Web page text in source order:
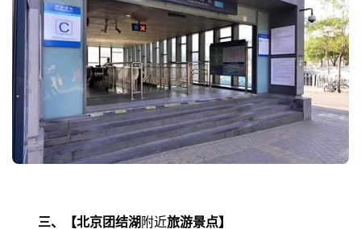
三、【北京团结湖 附近旅游景点】